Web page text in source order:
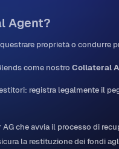
Agent?
proprietà o condurre
come nostroCollateral
registra legalmente il
che avvia il processo di
la restituzione dei fondi